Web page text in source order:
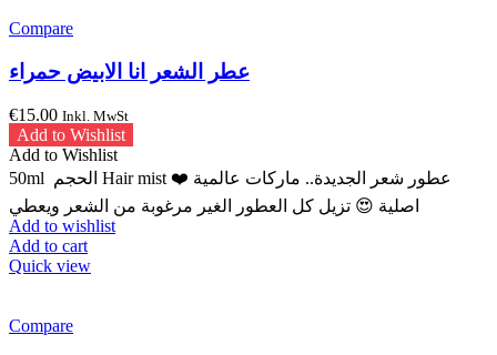
Compare
عطر الشعر انا الابيض حمراء
€15.00 Inkl. MwSt
Add to Wishlist
Add to Wishlist
50ml الحجم Hair mist ❤️ عطور شعر الجديدة.. ماركات عالمية
اصلية 😍 تزيل كل العطور الغير مرغوبة من الشعر ويعطي
Add to wishlist
Add to cart
Quick view
Compare